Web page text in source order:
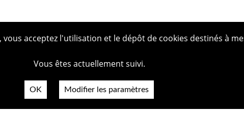
acceptez l'utilisation et le dépôt de cookies destinés à
Vous êtes actuellement suivi.
OK Modifier les paramètres